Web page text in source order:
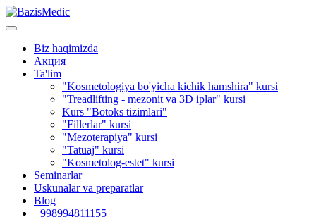
Biz haqimizda
Акция
Ta'lim
"Kosmetologiya bo'yicha kichik hamshira" kursi
"Treadlifting - mezonit va 3D iplar" kursi
Kurs "Botoks tizimlari"
"Fillerlar" kursi
"Mezoterapiya" kursi
"Tatuaj" kursi
"Kosmetolog-estet" kursi
Seminarlar
Uskunalar va preparatlar
Blog
+998994811155